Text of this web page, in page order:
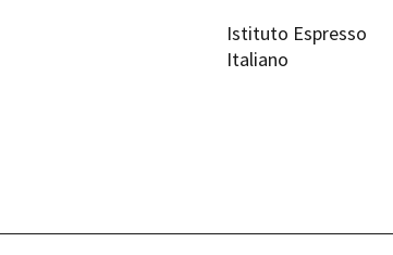
Istituto Espresso
Italiano